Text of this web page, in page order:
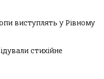
виступлять у Рівному
стихійне